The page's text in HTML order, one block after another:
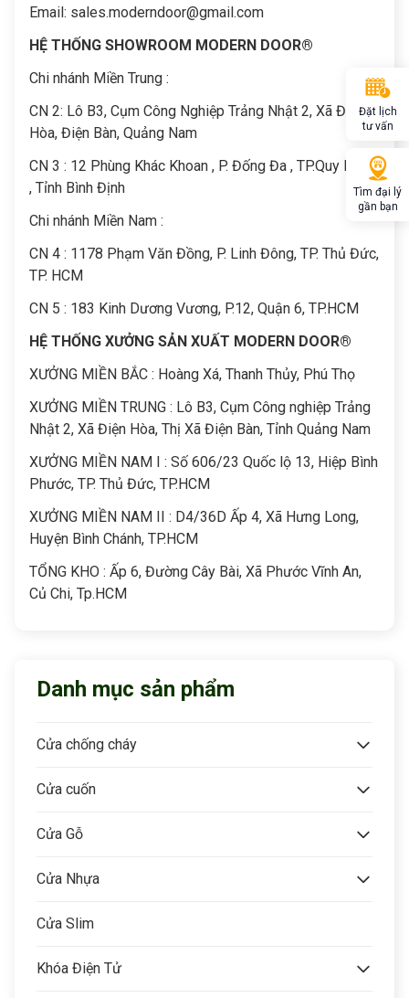
Email: sales.moderndoor@gmail.com
HỆ THỐNG SHOWROOM MODERN DOOR®
Chi nhánh Miền Trung :
CN 2: Lô B3, Cụm Công Nghiệp Trảng Nhật 2, Xã Điện
Hòa, Điện Bàn, Quảng Nam
CN 3 : 12 Phùng Khác Khoan , P. Đống Đa , TP.Quy Nhơn
, Tỉnh Bình Định
Chi nhánh Miền Nam :
CN 4 : 1178 Phạm Văn Đồng, P. Linh Đông, TP. Thủ Đức,
TP. HCM
CN 5 : 183 Kinh Dương Vương, P.12, Quận 6, TP.HCM
HỆ THỐNG XƯỞNG SẢN XUẤT MODERN DOOR®
XƯỞNG MIỀN BẮC : Hoàng Xá, Thanh Thủy, Phú Thọ
XƯỞNG MIỀN TRUNG : Lô B3, Cụm Công nghiệp Trảng
Nhật 2, Xã Điện Hòa, Thị Xã Điện Bàn, Tỉnh Quảng Nam
XƯỞNG MIỀN NAM I : Số 606/23 Quốc lộ 13, Hiệp Bình
Phước, TP. Thủ Đức, TP.HCM
XƯỞNG MIỀN NAM II : D4/36D Ấp 4, Xã Hưng Long,
Huyện Bình Chánh, TP.HCM
TỔNG KHO : Ấp 6, Đường Cây Bài, Xã Phước Vĩnh An,
Củ Chi, Tp.HCM
Danh mục sản phẩm
Cửa chống cháy
Cửa cuốn
Cửa Gỗ
Cửa Nhựa
Cửa Slim
Khóa Điện Tử
Đặt lịch
tư vấn
Tìm đại lý
gần bạn